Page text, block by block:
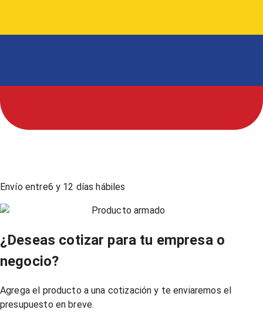
Envío entre6 y 12 días hábiles
Producto armado
¿Deseas cotizar para tu empresa o
negocio?
Agrega el producto a una cotización y te enviaremos el
presupuesto en breve.